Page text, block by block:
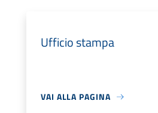
Ufficio stampa
VAI ALLA PAGINA